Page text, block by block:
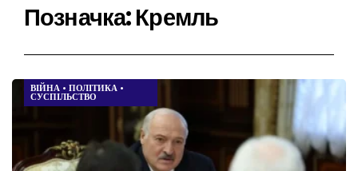
Позначка:Кремль
ВІЙНА • ПОЛІТИКА •
СУСПІЛЬСТВО